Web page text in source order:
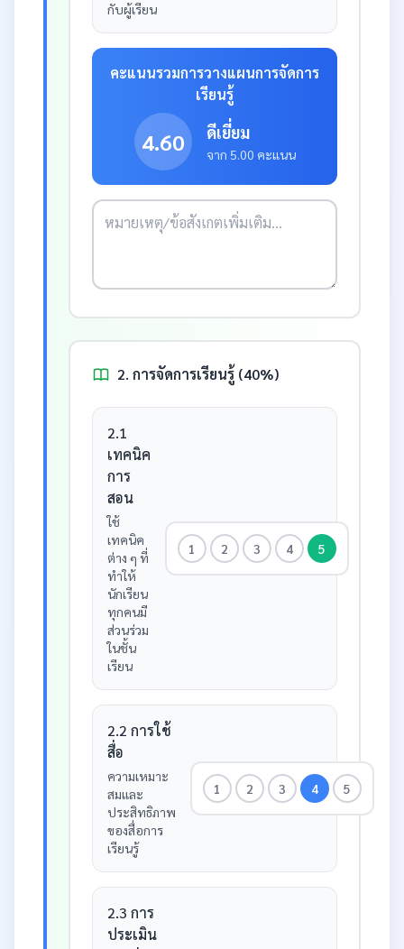
กับผู้เรียน
คะแนนรวมการวางแผนการจัดการ
เรียนรู้
4.60 ดีเยี่ยม
จาก 5.00 คะแนน
2. การจัดการเรียนรู้ (40%)
2.1
เทคนิค
การ
สอน
ใช้
เทคนิค
ต่าง ๆ ที่
ทำให้
นักเรียน
ทุกคนมี
ส่วนร่วม
ในชั้น
เรียน
1 2 3 4 5
2.2 การใช้
สื่อ
ความเหมาะ
สมและ
ประสิทธิภาพ
ของสื่อการ
เรียนรู้
1 2 3 4 5
2.3 การ
ประเมิน